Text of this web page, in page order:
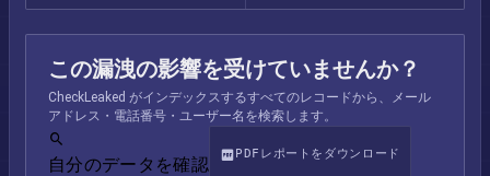
この漏洩の影響を受けていませんか？
CheckLeaked がインデックスするすべてのレコードから、メール
アドレス・電話番号・ユーザー名を検索します。
自分のデータを確認
PDFレポートをダウンロード